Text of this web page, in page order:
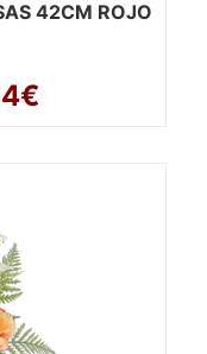
42CM ROJO